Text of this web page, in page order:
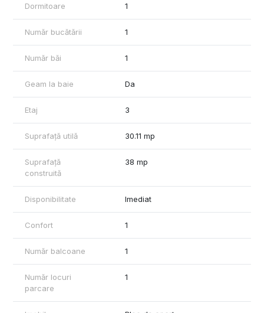
Dormitoare 1
Număr bucătării 1
Număr băi 1
Geam la baie Da
Etaj 3
Suprafață utilă 30.11 mp
Suprafață
construită
38 mp
Disponibilitate Imediat
Confort 1
Număr balcoane 1
Număr locuri
parcare
1